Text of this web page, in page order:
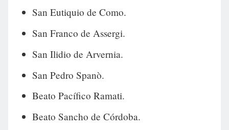
San Eutiquio de Como.
San Franco de Assergi.
San Ilidio de Arvernia.
San Pedro Spanò.
Beato Pacífico Ramati.
Beato Sancho de Córdoba.